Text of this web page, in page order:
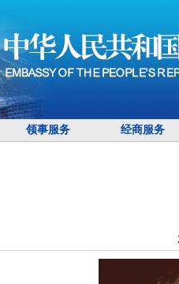
领事服务 经商服务